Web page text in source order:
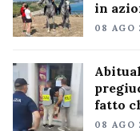
in
08 AGO
fatto
08 AGO